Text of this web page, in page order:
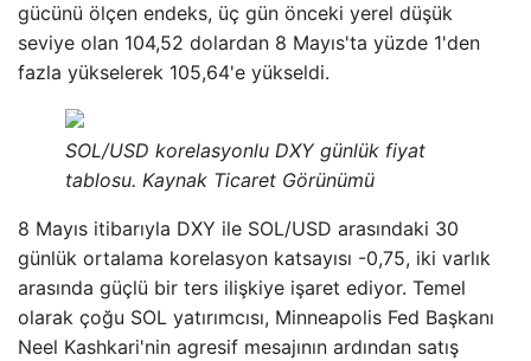
gücünü ölçen endeks, üç gün önceki yerel düşük
seviye olan 104,52 dolardan 8 Mayıs'ta yüzde 1'den
fazla yükselerek 105,64'e yükseldi.
SOL/USD korelasyonlu DXY günlük fiyat
tablosu. Kaynak Ticaret Görünümü
8 Mayıs itibarıyla DXY ile SOL/USD arasındaki 30
günlük ortalama korelasyon katsayısı -0,75, iki varlık
arasında güçlü bir ters ilişkiye işaret ediyor. Temel
olarak çoğu SOL yatırımcısı, Minneapolis Fed Başkanı
Neel Kashkari'nin agresif mesajının ardından satış